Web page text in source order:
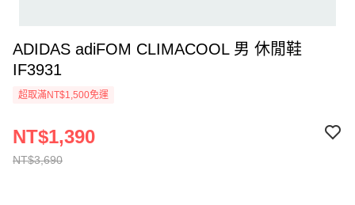
ADIDAS adiFOM CLIMACOOL 男 休閒鞋
IF3931
超取滿NT$1,500免運
NT$3,690
NT$1,390